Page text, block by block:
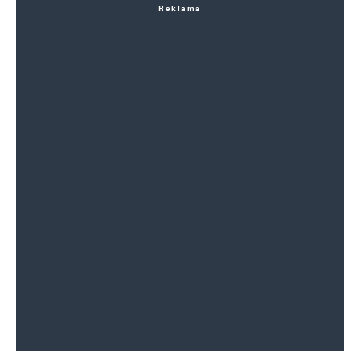
Reklama